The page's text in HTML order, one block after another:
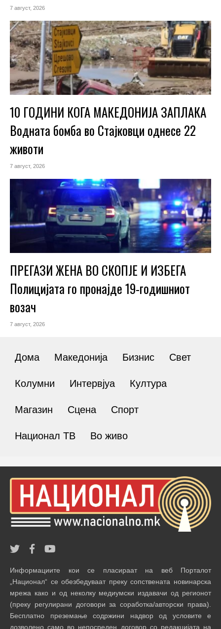
7 август, 2026
10 ГОДИНИ КОГА МАКЕДОНИЈА ЗАПЛАКА
Водната бомба во Стајковци однесе 22
животи
7 август, 2026
ПРЕГАЗИ ЖЕНА ВО СКОПЈЕ И ИЗБЕГА
Полицијата го пронајде 19-годишниот
возач
7 август, 2026
Дома Македонија Бизнис Свет
Колумни Интервјуа Култура
Магазин Сцена Спорт
Национал ТВ Во живо
Информациите кои се пласираат на веб Порталот
„Национал“ се обезбедуваат преку сопствената новинарска
мрежа како и од неколку медиумски издавачи од регионот
(преку регулирани договори за соработка/авторски права).
Бесплатно преземање содржини надвор од условите е
дозволено само во непосреден договор со редакцијата на